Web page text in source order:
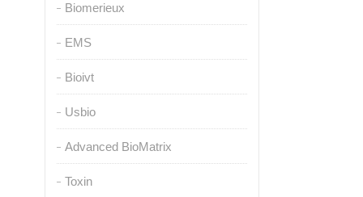
Biomerieux
EMS
Bioivt
Usbio
Advanced BioMatrix
Toxin